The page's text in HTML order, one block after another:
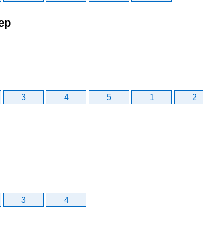
3 4 5 1 2
3 4